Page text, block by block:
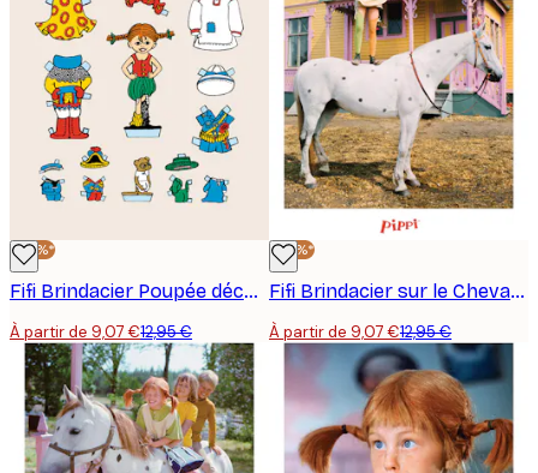
-30%*
Fifi Brindacier Poupée découpée Affiche
À partir de 9,07 €12,95 €
-30%*
Fifi Brindacier sur le Cheval Affiche
À partir de 9,07 €12,95 €